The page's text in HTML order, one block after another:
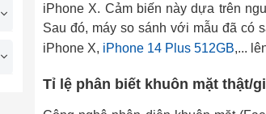
iPhone X. Cảm biến này dựa trên
Sau đó, máy so sánh với mẫu đã có
iPhone X, iPhone 14 Plus 512GB,...
Tỉ lệ phân biết khuôn mặt thật/